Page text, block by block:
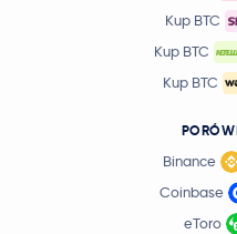
Kup BTC
Kup BTC
Kup BTC
Binance
Coinbase
eToro